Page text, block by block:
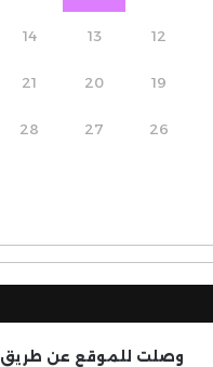
12
13
14
19
20
21
26
27
28
وصلت للموقع عن طريق